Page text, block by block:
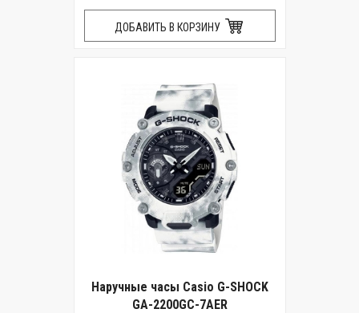
ДОБАВИТЬ В КОРЗИНУ
Наручные часы Casio G-SHOCK
GA-2200GC-7AER